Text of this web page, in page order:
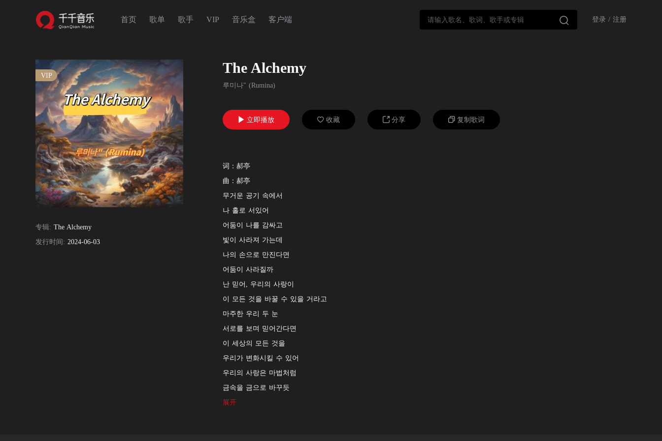
首页 歌单 歌手 VIP 音乐盒 客户端  登录 / 注册
VIP
专辑: The Alchemy
发行时间: 2024-06-03
The Alchemy
루미나" (Rumina)
 立即播放  收藏  分享  复制歌词
词：郝亭
曲：郝亭
무거운 공기 속에서
나 홀로 서있어
어둠이 나를 감싸고
빛이 사라져 가는데
나의 손으로 만진다면
어둠이 사라질까
난 믿어, 우리의 사랑이
이 모든 것을 바꿀 수 있을 거라고
마주한 우리 두 눈
서로를 보며 믿어간다면
이 세상의 모든 것을
우리가 변화시킬 수 있어
우리의 사랑은 마법처럼
금속을 금으로 바꾸듯
우리의 사랑은 환상이야
展开